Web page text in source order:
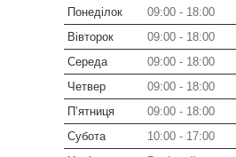
Понеділок 09:00
18:00
Вівторок
09:00
18:00
Середа
09:00
18:00
Четвер
09:00
18:00
Пʼятниця
09:00
18:00
Субота
10:00
17:00